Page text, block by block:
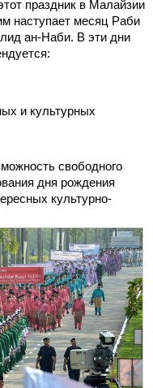
праздник в Малайзии
наступает месяц Раби
ан-Наби. В эти дни
и культурных
свободного
дня рождения
культурно-